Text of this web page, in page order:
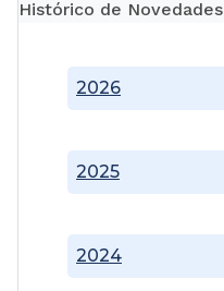
Histórico de Novedades
2024
2025
2026